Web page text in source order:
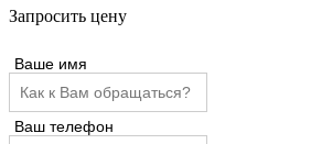
Запросить цену
Ваше имя
Ваш телефон